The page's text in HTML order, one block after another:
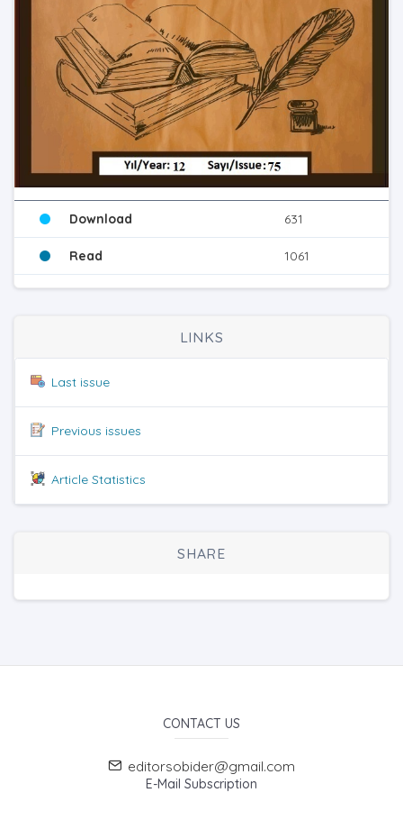
Download 631
Read 1061
LINKS
Last issue
Previous issues
Article Statistics
SHARE
CONTACT US
editorsobider@gmail.com
E-Mail Subscription